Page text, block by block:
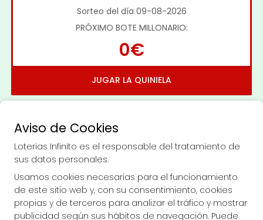
Sorteo del día 09-08-2026
PRÓXIMO BOTE MILLONARIO:
0€
JUGAR LA QUINIELA
Imagen anterior
LOTERIAS INFINITO
Aviso de Cookies
Loterias Infinito es el responsable del tratamiento de
sus datos personales.
Usamos cookies necesarias para el funcionamiento
de este sitio web y, con su consentimiento, cookies
propias y de terceros para analizar el tráfico y mostrar
publicidad según sus hábitos de navegación. Puede